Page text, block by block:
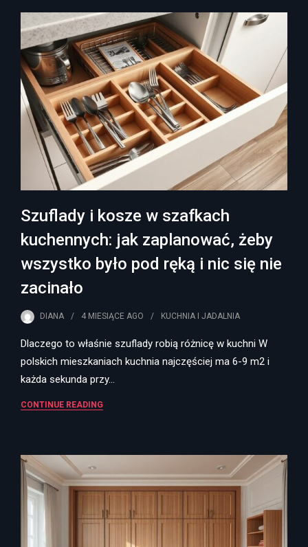
Szuflady i kosze w szafkach
kuchennych: jak zaplanować, żeby
wszystko było pod ręką i nic się nie
zacinało
DIANA 4 MIESIĄCE AGO KUCHNIA I JADALNIA
Dlaczego to właśnie szuflady robią różnicę w kuchni W
polskich mieszkaniach kuchnia najczęściej ma 6-9 m2 i
każda sekunda przy…
CONTINUE READING